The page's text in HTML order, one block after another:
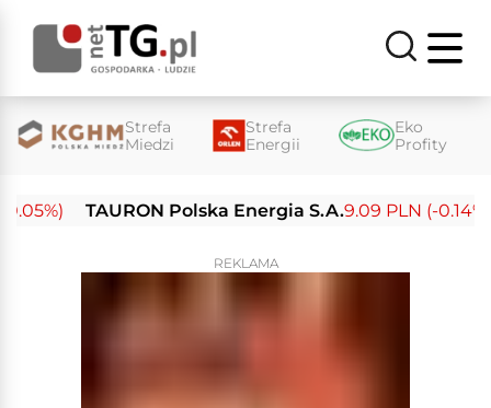
Strefa
Miedzi
Strefa
Energii
Eko
Profity
TAURON Polska Energia S.A.9.09 PLN (-0.14%)
REKLAMA